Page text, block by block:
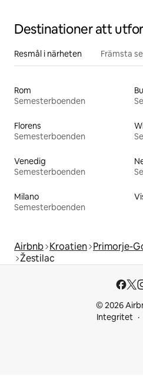
Destinationer att
Resmål i närheten Främsta
Rom
Semesterboenden
Florens
Semesterboenden
Venedig
Semesterboenden
Milano
Semesterboenden
Airbnb Kroatien Primorje-
Žestilac
© 2026
Integritet